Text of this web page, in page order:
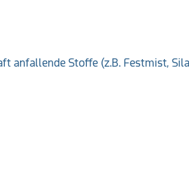
anfallende Stoffe (z.B. Festmist,